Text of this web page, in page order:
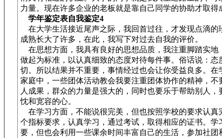
力量。现在许多企业的老板就是靠自己同学的协助才取得
学年鉴定表自我鉴定4
在大学生活接近尾声之际，我回首过往，才发现点滴的
成熟长大了许多，在此，我写下对过去自我的评价。
在思想方面，我具有良好的思想品质，我注重脚踏实地
做起为标准，以认真细致的态度对待每件事。俗话说：态
切。所以结果并不重要，事情经过也会让你受益良多。在
家庭中，一些团体活动教会我要注重团体协作的精神，不
人成果，群众的力量是强大的，同时也要乐于帮助别人，
忱和宽容的心。
在学习方面，不能说很完美，但也按照学校的要求认真
个指标要求，认真学习，通过考试，取得相应的证书。学
要，但也会利用一些课余时间丰富自己的生活，参加社团